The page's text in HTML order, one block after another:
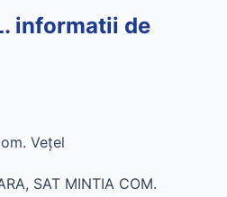
informatii de
Veţel
SAT MINTIA COM.